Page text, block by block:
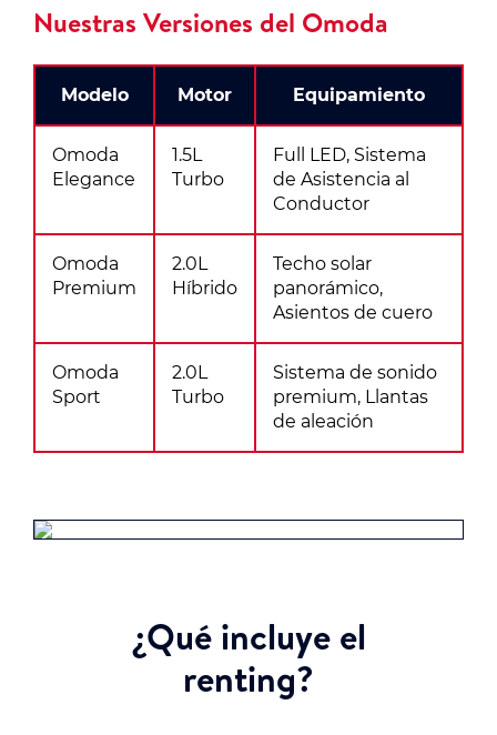
Nuestras Versiones del Omoda
Modelo Motor Equipamiento
Omoda
Elegance
1.5L
Turbo
Full LED, Sistema
de Asistencia al
Conductor
Omoda
Premium
2.0L
Híbrido
Techo solar
panorámico,
Asientos de cuero
Omoda
Sport
2.0L
Turbo
Sistema de sonido
premium, Llantas
de aleación
¿Qué incluye el
renting?